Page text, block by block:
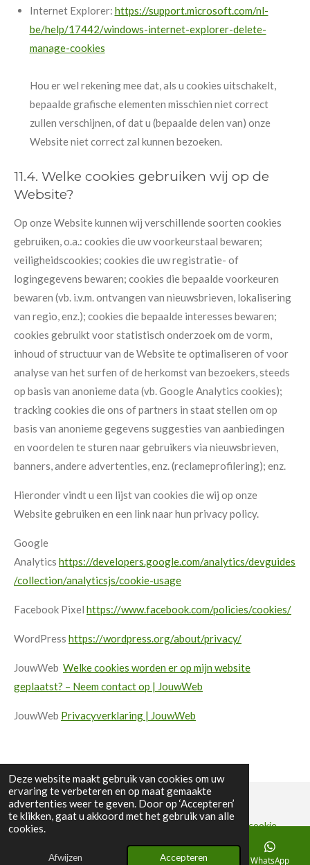
Deze website maakt gebruik van cookies om uw
ervaring te verbeteren en op maat gemaakte
advertenties weer te geven. Door op ‘Accepteren’
te klikken, gaat u akkoord met het gebruik van alle
cookies.
Afwijzen Accepteren
Internet Explorer: https://support.microsoft.com/nl-
be/help/17442/windows-internet-explorer-delete-
manage-cookies
Hou er wel rekening mee dat, als u cookies uitschakelt,
bepaalde grafische elementen misschien niet correct
zullen verschijnen, of dat u (bepaalde delen van) onze
Website niet correct zal kunnen bezoeken.
11.4. Welke cookies gebruiken wij op de
Website?
Op onze Website kunnen wij verschillende soorten cookies
gebruiken, o.a.: cookies die uw voorkeurstaal bewaren;
veiligheidscookies; cookies die uw registratie- of
logingegevens bewaren; cookies die bepaalde voorkeuren
bewaren (vb. i.v.m. ontvangen van nieuwsbrieven, lokalisering
van regio, enz.); cookies die bepaalde interesses bewaren;
cookies gebruikt voor statistisch onderzoek om de vorm,
inhoud of structuur van de Website te optimaliseren of voor
analyse van het surfen of de herkomst van bezoekers, steeds
op basis van anonieme data (vb. Google Analytics cookies);
tracking cookies die ons of partners in staat stellen om op
basis van anonieme gegevens suggesties van aanbiedingen
en voordelen te sturen naar gebruikers via nieuwsbrieven,
banners, andere advertenties, enz. (reclameprofilering); enz.
Hieronder vindt u een lijst van cookies die wij op onze
Website gebruiken en een link naar hun privacy policy.
Google
Analytics https://developers.google.com/analytics/devguides
/collection/analyticsjs/cookie-usage
Facebook Pixel https://www.facebook.com/policies/cookies/
WordPress https://wordpress.org/about/privacy/
JouwWeb Welke cookies worden er op mijn website
geplaatst? – Neem contact op | JouwWeb
JouwWeb Privacyverklaring | JouwWeb
© 2025 Degrohout CommV -
Disclaimer & privacy and cookie
Powered byJouwWeb
E-mailadres Telefoonnummer Kaart WhatsApp